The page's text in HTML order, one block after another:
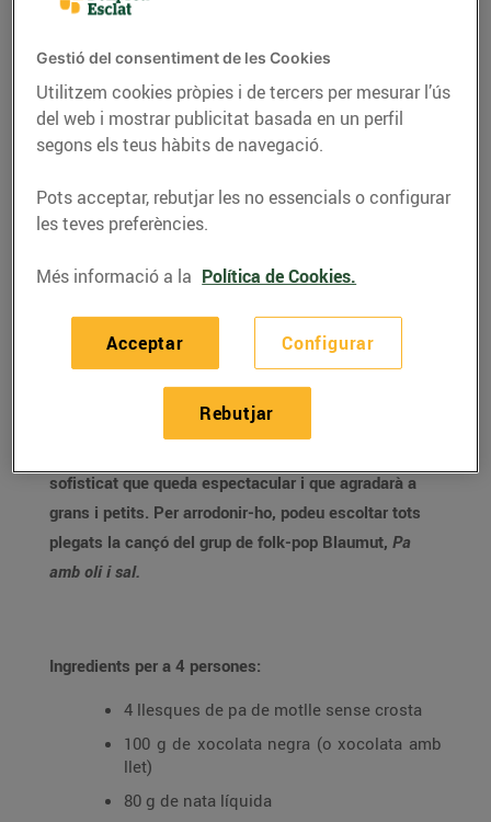
RECEPTES
Pa amb xocolata, oli i
sal
05/de maig/2020
El pa amb xocolata és un berenar típic de tota la vida.
sofisticat que queda espectacular i que agradarà a
grans i petits. Per arrodonir-ho, podeu escoltar tots
plegats la cançó del grup de folk-pop Blaumut, Pa
amb oli i sal.
Ingredients per a 4 persones:
4 llesques de pa de motlle sense crosta
100 g de xocolata negra (o xocolata amb
llet)
80 g de nata líquida
Gestió del consentiment de les Cookies
Utilitzem cookies pròpies i de tercers per mesurar l’ús
del web i mostrar publicitat basada en un perfil
segons els teus hàbits de navegació.
Pots acceptar, rebutjar les no essencials o configurar
les teves preferències.
Més informació a la Política de Cookies.
Configurar
Rebutjar
Acceptar